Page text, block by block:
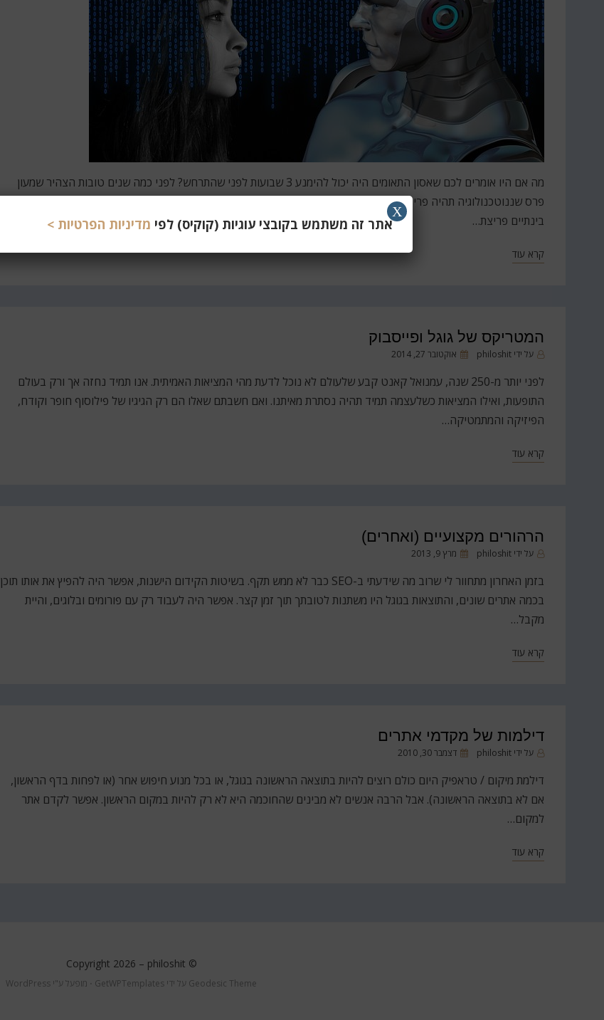
מה אם היו אומרים לכם שאסון התאומים היה יכול להימנע 3 שבועות לפני שהתרחש? לפני כמה שנים טובות הצהיר שמעון
פרס שננוטכנולוגיה תהיה פריצת הדרך הגדולה ביותר שלנו, ושחובה להשקיע בה כבר עכשיו. אין ספק שהוא צדק, אבל
בינתיים פריצת…
קרא עוד
המטריקס של גוגל ופייסבוק
על ידיphiloshit
פורסםאוקטובר 27, 2014
לפני יותר מ-250 שנה, עמנואל קאנט קבע שלעולם לא נוכל לדעת מהי המציאות האמיתית. אנו תמיד נחזה אך ורק בעולם
התופעות, ואילו המציאות כשלעצמה תמיד תהיה נסתרת מאיתנו. ואם חשבתם שאלו הם רק הגיגיו של פילוסוף חופר וקודח,
הפיזיקה והמתמטיקה…
קרא עוד
הרהורים מקצועיים (ואחרים)
על ידיphiloshit
פורסם
מרץ 9, 2013
בזמן האחרון מתחוור לי שרוב מה שידעתי ב-SEO כבר לא ממש תקף. בשיטות הקידום הישנות, אפשר היה להפיץ את אותו תוכן
בכמה אתרים שונים, והתוצאות בגוגל היו משתנות לטובתך תוך זמן קצר. אפשר היה לעבוד רק עם פורומים ובלוגים, והיית
מקבל…
קרא עוד
דילמות של מקדמי אתרים
על ידיphiloshit
פורסםדצמבר 30, 2010
דילמת מיקום / טראפיק היום כולם רוצים להיות בתוצאה הראשונה בגוגל, או בכל מנוע חיפוש אחר (או לפחות בדף הראשון,
אם לא בתוצאה הראשונה). אבל הרבה אנשים לא מבינים שהחוכמה היא לא רק להיות במקום הראשון. אפשר לקדם אתר
למקום…
קרא עוד
© Copyright 2026 –
philoshit
Geodesic Theme על ידי GetWPTemplates מופעל ע"י WordPress
אתר זה משתמש בקובצי עוגיות (קוקיס) לפי מדיניות הפרטיות >
X